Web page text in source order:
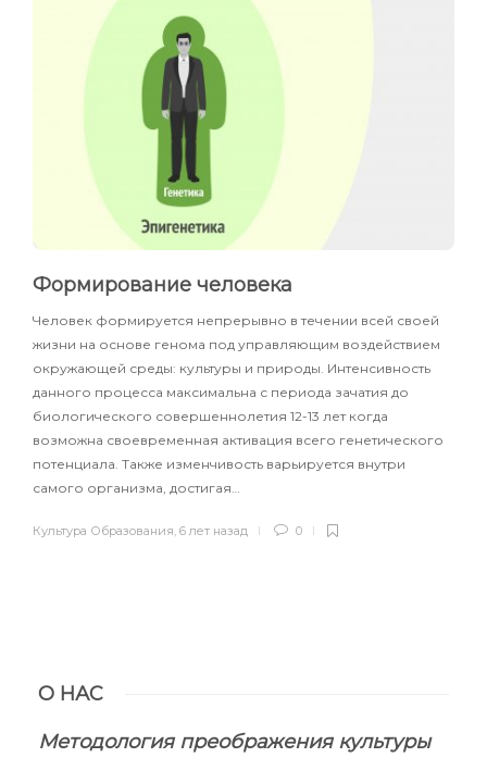
Формирование человека
Человек формируется непрерывно в течении всей своей
жизни на основе генома под управляющим воздействием
окружающей среды: культуры и природы. Интенсивность
данного процесса максимальна с периода зачатия до
биологического совершеннолетия 12-13 лет когда
возможна своевременная активация всего генетического
потенциала. Также изменчивость варьируется внутри
самого организма, достигая…
Культура Образования, 6 лет назад 0
О НАС
Методология преображения культуры